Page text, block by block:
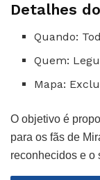
Detalhes
Quando:
Quem:
Mapa:
O objetivo é
para os fãs de
reconhecidos e o